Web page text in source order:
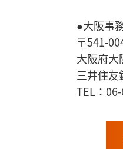
●大阪事
〒541-
大阪府大
三井住友
TEL：